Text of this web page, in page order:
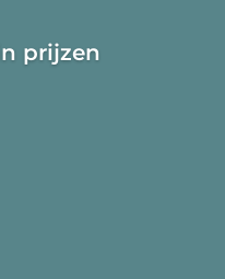
prijzen